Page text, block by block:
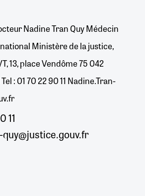
Nadine Tran Quy Médecin
Ministère de la justice,
13, place Vendôme 75 042
: 01 70 22 90 11 Nadine.Tran-
11